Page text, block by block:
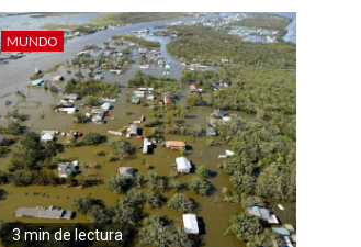
MUNDO
3 min de lectura